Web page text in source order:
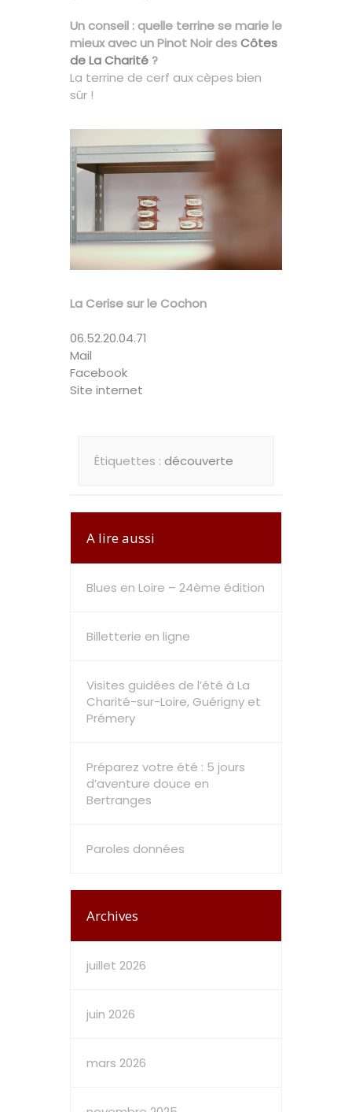
Un conseil : quelle terrine se marie le
mieux avec un Pinot Noir desCôtes
de La Charité?
La terrine de cerf aux cèpes bien
sûr !
La Cerise sur le Cochon
06.52.20.04.71
Mail
Facebook
Site internet
Étiquettes : découverte
A lire aussi
Blues en Loire – 24ème édition
Billetterie en ligne
Visites guidées de l’été à La
Charité-sur-Loire, Guérigny et
Prémery
Préparez votre été : 5 jours
d’aventure douce en
Bertranges
Paroles données
Archives
juillet 2026
juin 2026
mars 2026